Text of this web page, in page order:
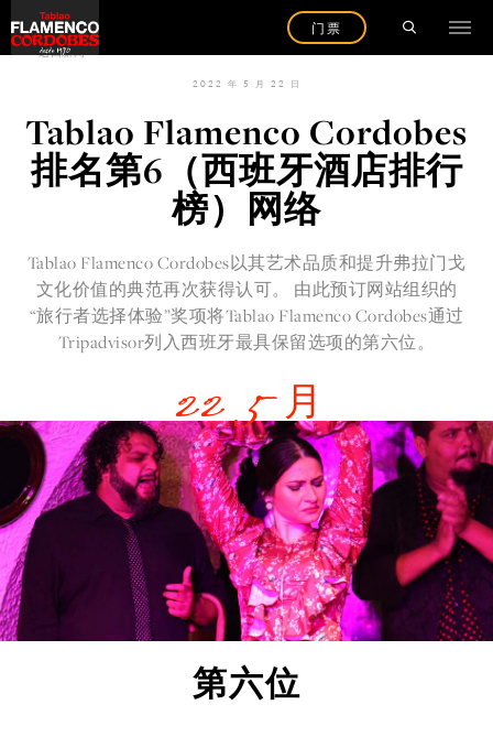
门票
返回新闻
2022 年 5 月 22 日
Tablao Flamenco Cordobes
排名第6（西班牙酒店排行
榜）网络
Tablao Flamenco Cordobes以其艺术品质和提升弗拉门戈
文化价值的典范再次获得认可。 由此预订网站组织的
“旅行者选择体验”奖项将Tablao Flamenco Cordobes通过
Tripadvisor列入西班牙最具保留选项的第六位。
22 5 月
第六位